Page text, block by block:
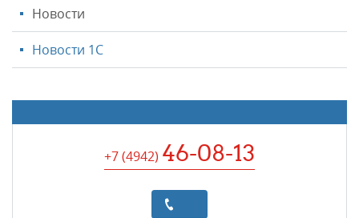
Новости
Новости 1С
+7 (4942) 46-08-13